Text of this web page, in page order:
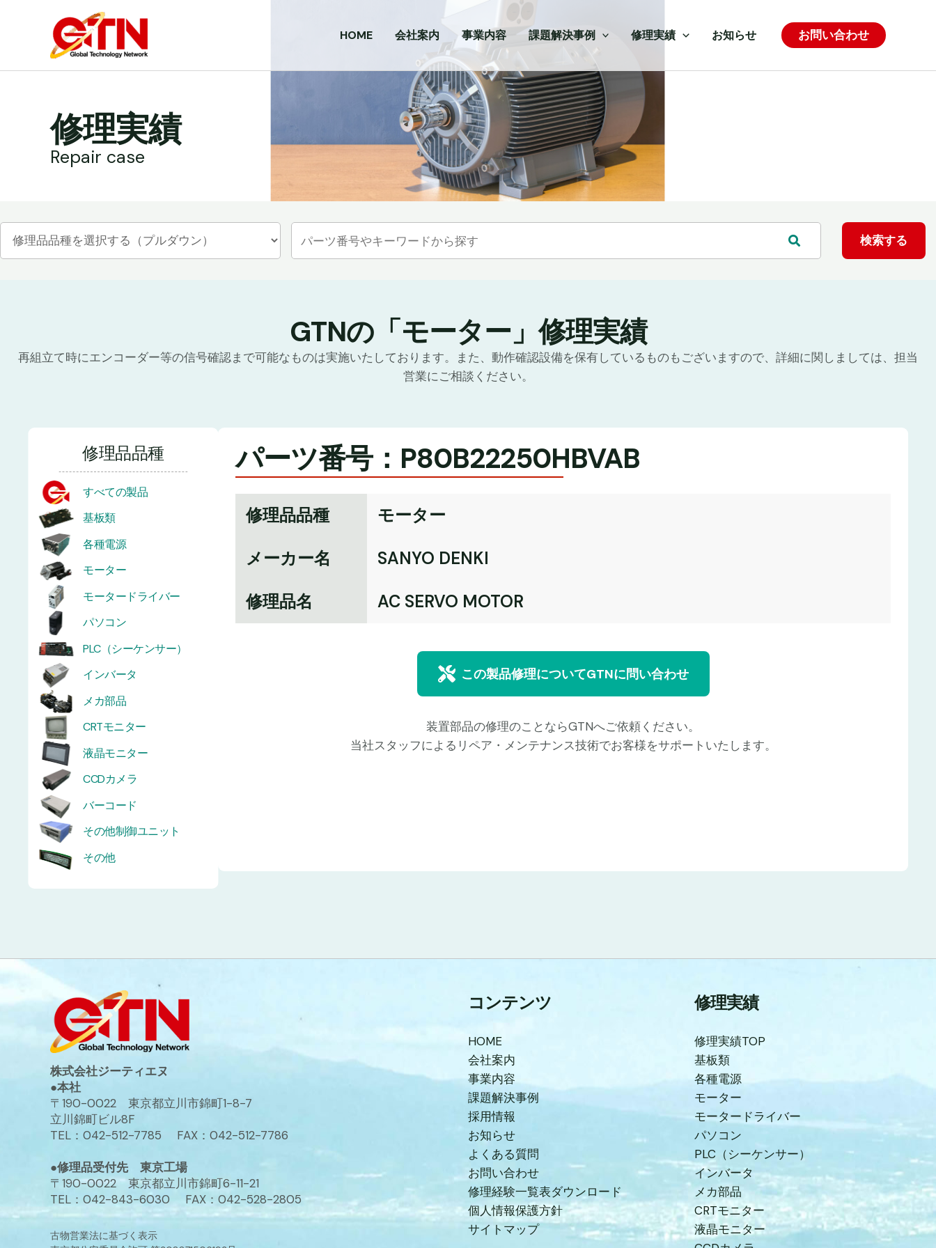
HOME 会社案内 事業内容 課題解決事例 修理実績 お知らせ お問い合わせ
修理実績
Repair case
GTNの「モーター」修理実績
再組立て時にエンコーダー等の信号確認まで可能なものは実施いたしております。また、動作確認設備を保有しているものもございますので、詳細に関しましては、担当
営業にご相談ください。
修理品品種
すべての製品
基板類
各種電源
モーター
モータードライバー
パソコン
PLC（シーケンサー）
インバータ
メカ部品
CRTモニター
液晶モニター
CCDカメラ
バーコード
その他制御ユニット
その他
パーツ番号：P80B22250HBVAB
修理品品種
モーター
メーカー名
SANYO DENKI
修理品名
AC SERVO MOTOR
この製品修理についてGTNに問い合わせ
装置部品の修理のことならGTNへご依頼ください。
当社スタッフによるリペア・メンテナンス技術でお客様をサポートいたします。
株式会社ジーティエヌ
●本社
〒190-0022 東京都立川市錦町1-8-7
立川錦町ビル8F
TEL：042-512-7785 FAX：042-512-7786
●修理品受付先 東京工場
〒190-0022 東京都立川市錦町6-11-21
TEL：042-843-6030 FAX：042-528-2805
古物営業法に基づく表示
コンテンツ
HOME
会社案内
事業内容
課題解決事例
採用情報
お知らせ
よくある質問
お問い合わせ
修理経験一覧表ダウンロード
個人情報保護方針
サイトマップ
修理実績
修理実績TOP
基板類
各種電源
モーター
モータードライバー
パソコン
PLC（シーケンサー）
インバータ
メカ部品
CRTモニター
液晶モニター